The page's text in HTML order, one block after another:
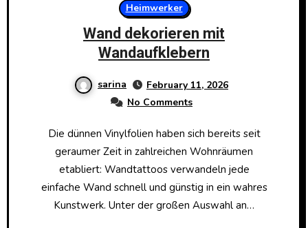
Heimwerker
Wand dekorieren mit
Wandaufklebern
sarina
February 11, 2026
No Comments
Die dünnen Vinylfolien haben sich bereits seit
geraumer Zeit in zahlreichen Wohnräumen
etabliert: Wandtattoos verwandeln jede
einfache Wand schnell und günstig in ein wahres
Kunstwerk. Unter der großen Auswahl an…